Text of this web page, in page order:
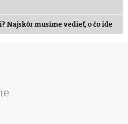
Najskôr musíme vedieť, o čo ide